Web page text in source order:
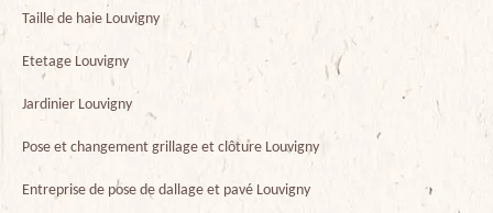
Taille de haie Louvigny
Etetage Louvigny
Jardinier Louvigny
Pose et changement grillage et clôture Louvigny
Entreprise de pose de dallage et pavé Louvigny